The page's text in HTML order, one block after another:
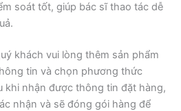
soát tốt, giúp bác sĩ thao tác dễ
khách vui lòng thêm sản phẩm
tin và chọn phương thức
khi nhận được thông tin đặt hàng,
nhận và sẽ đóng gói hàng để